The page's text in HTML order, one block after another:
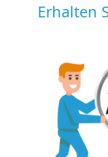
Erhalten